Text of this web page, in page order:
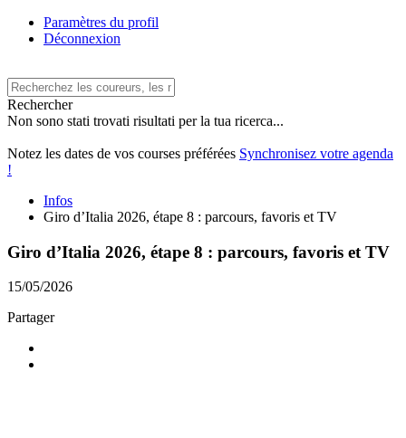
Paramètres du profil
Déconnexion
Rechercher
Non sono stati trovati risultati per la tua ricerca...
Notez les dates de vos courses préférées Synchronisez votre agenda
!
Infos
Giro d’Italia 2026, étape 8 : parcours, favoris et TV
Giro d’Italia 2026, étape 8 : parcours, favoris et TV
15/05/2026
Partager